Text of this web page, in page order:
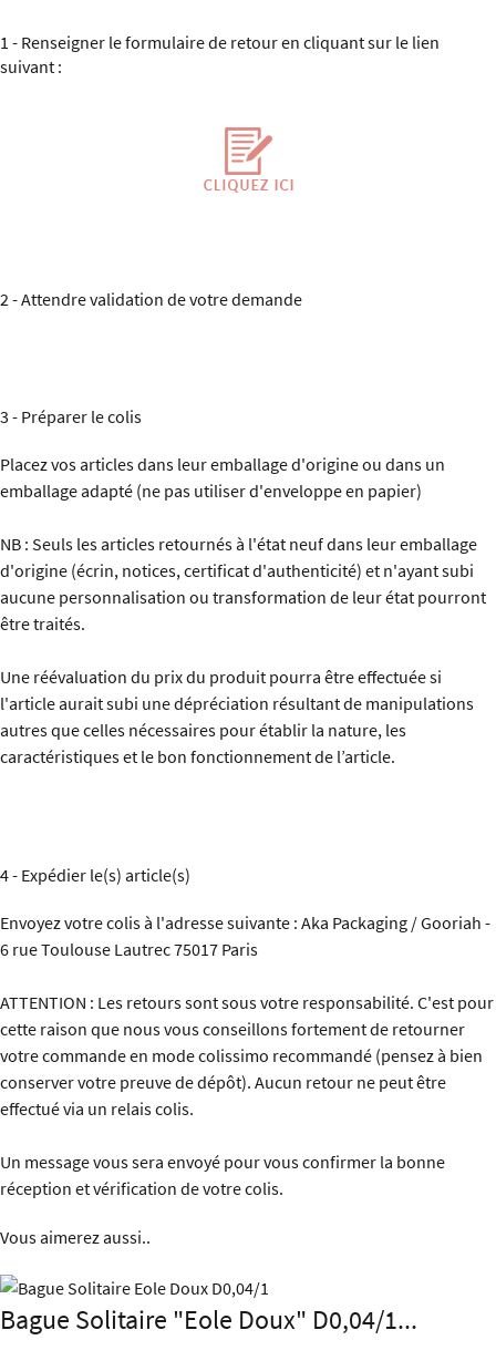
1 - Renseigner le formulaire de retour en cliquant sur le lien
suivant :
2 - Attendre validation de votre demande
3 - Préparer le colis
Placez vos articles dans leur emballage d'origine ou dans un
emballage adapté (ne pas utiliser d'enveloppe en papier)
NB : Seuls les articles retournés à l'état neuf dans leur emballage
d'origine (écrin, notices, certificat d'authenticité) et n'ayant subi
aucune personnalisation ou transformation de leur état pourront
être traités.
Une réévaluation du prix du produit pourra être effectuée si
l'article aurait subi une dépréciation résultant de manipulations
autres que celles nécessaires pour établir la nature, les
caractéristiques et le bon fonctionnement de l’article.
4 - Expédier le(s) article(s)
Envoyez votre colis à l'adresse suivante : Aka Packaging / Gooriah -
6 rue Toulouse Lautrec 75017 Paris
ATTENTION : Les retours sont sous votre responsabilité. C'est pour
cette raison que nous vous conseillons fortement de retourner
votre commande en mode colissimo recommandé (pensez à bien
conserver votre preuve de dépôt). Aucun retour ne peut être
effectué via un relais colis.
Un message vous sera envoyé pour vous confirmer la bonne
réception et vérification de votre colis.
Vous aimerez aussi..
Bague Solitaire "Eole Doux" D0,04/1...